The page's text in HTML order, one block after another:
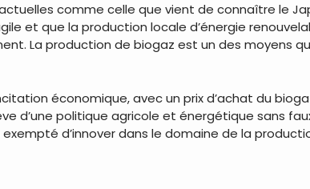
comme celle que vient de connaître le
et que la production locale d’énergie
La production de biogaz est un des moyens
économique, avec un prix d’achat du
d’une politique agricole et énergétique sans
d’innover dans le domaine de la